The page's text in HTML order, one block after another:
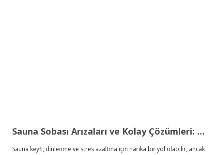
Sauna Sobası Arızaları ve Kolay Çözümleri: Kendi Sauna Deneyiminizi Kurtarın
Sauna keyfi, dinlenme ve stres azaltma için harika bir yol olabilir, ancak